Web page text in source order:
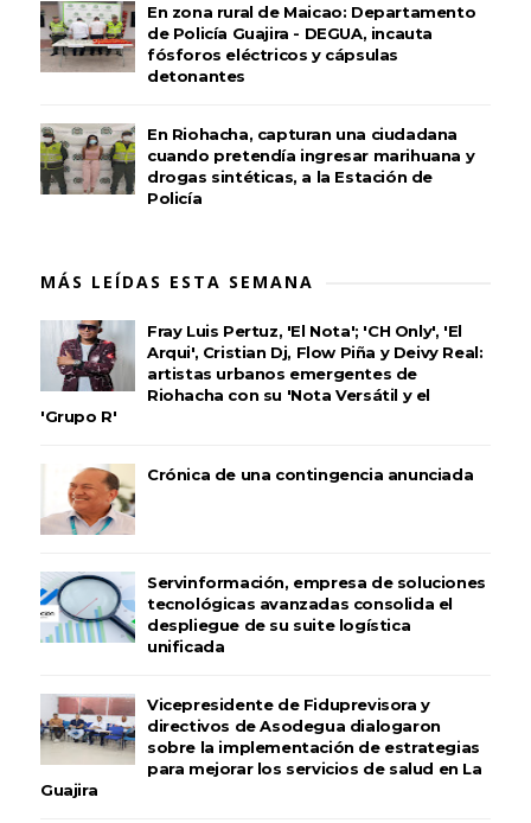
En zona rural de Maicao: Departamento
de Policía Guajira - DEGUA, incauta
fósforos eléctricos y cápsulas
detonantes
En Riohacha, capturan una ciudadana
cuando pretendía ingresar marihuana y
drogas sintéticas, a la Estación de
Policía
MÁS LEÍDAS ESTA SEMANA
Fray Luis Pertuz, 'El Nota'; 'CH Only', 'El
Arqui', Cristian Dj, Flow Piña y Deivy Real:
artistas urbanos emergentes de
Riohacha con su 'Nota Versátil y el
'Grupo R'
Crónica de una contingencia anunciada
Servinformación, empresa de soluciones
tecnológicas avanzadas consolida el
despliegue de su suite logística
unificada
Vicepresidente de Fiduprevisora y
directivos de Asodegua dialogaron
sobre la implementación de estrategias
para mejorar los servicios de salud en La
Guajira